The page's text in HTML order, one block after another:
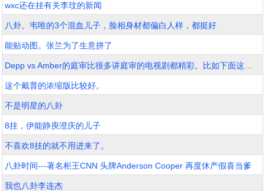
wxc还在挂有关李玟的新闻
八卦。韦唯的3个混血儿子，脸相身材都偏白人样，都挺好
能贴动图。张兰为了生意拼了
这个戴普的浓缩版比较好。
不是明星的八卦
8挂，伊能静庾澄庆的儿子
不喜欢8挂的就不用进来了。
八卦时间---著名柜王CNN 头牌Anderson Cooper 再度休产假喜当爹
我也八卦李连杰